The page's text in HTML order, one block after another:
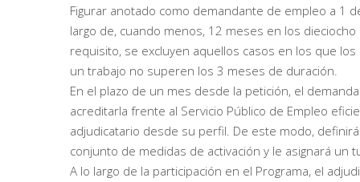
Figurar anotado como demandante de empleo a 1
largo de, cuando menos, 12 meses en los
requisito, se excluyen aquellos casos en los que
un trabajo no superen los 3 meses de duración.
En el plazo de un mes desde la petición, el
acreditarla frente al Servicio Público de Empleo
adjudicatario desde su perfil. De este modo,
conjunto de medidas de activación y le asignará un
A lo largo de la participación en el Programa, el